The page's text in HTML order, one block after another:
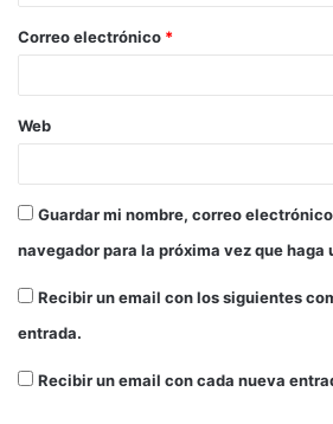
Correo electrónico *
Web
Guardar mi nombre, correo
navegador para la próxima vez que haga
Recibir un email con los siguientes
entrada.
Recibir un email con cada nueva